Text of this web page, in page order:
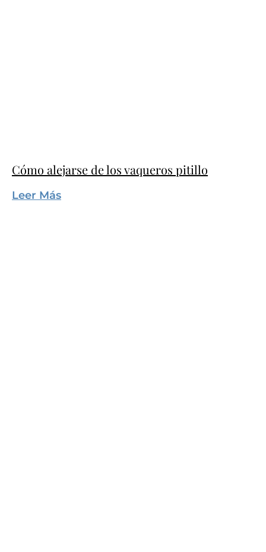
Cómo alejarse de los vaqueros pitillo
Leer Más